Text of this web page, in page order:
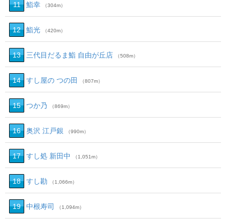
11 鮨幸 （304m）
12 鮨光 （420m）
13 三代目だるま鮨 自由が丘店 （508m）
14 すし屋の つの田 （807m）
15 つか乃 （869m）
16 奥沢 江戸銀 （990m）
17 すし処 新田中 （1,051m）
18 すし勘 （1,066m）
19 中根寿司 （1,094m）